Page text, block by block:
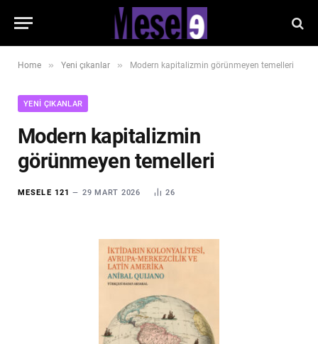
Home » Yeni çıkanlar » Modern kapitalizmin görünmeyen temelleri
YENI ÇIKANLAR
Modern kapitalizmin
görünmeyen temelleri
MESELE 121 29 MART 2026 26